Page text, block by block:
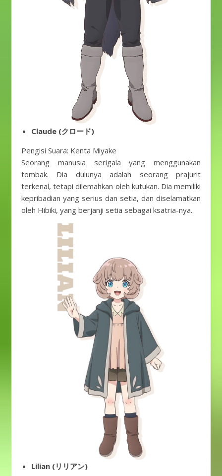
Claude (クロード)
Pengisi Suara: Kenta Miyake
Seorang manusia serigala yang menggunakan
tombak. Dia dulunya adalah seorang prajurit
terkenal, tetapi dilemahkan oleh kutukan. Dia memiliki
kepribadian yang serius dan setia, dan diselamatkan
oleh Hibiki, yang berjanji setia sebagai ksatria-nya.
Lilian (リリアン)